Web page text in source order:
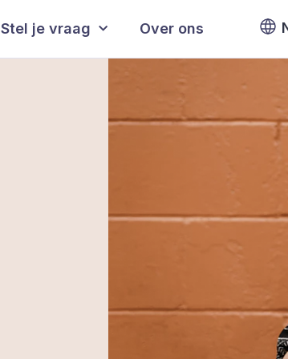
Stel je vraag Over ons